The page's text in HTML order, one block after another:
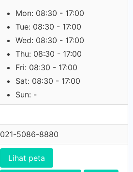
Mon: 08:30 - 17:00
Tue: 08:30 - 17:00
Wed: 08:30 - 17:00
Thu: 08:30 - 17:00
Fri: 08:30 - 17:00
Sat: 08:30 - 17:00
Sun: -
021-5086-8880
Lihat peta